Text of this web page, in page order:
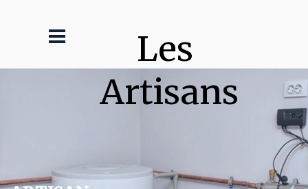
Les
Artisans